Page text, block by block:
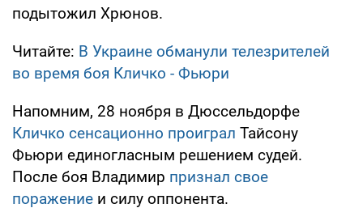
подытожил Хрюнов.
Читайте: В Украине обманули телезрителей
во время боя Кличко - Фьюри
Напомним, 28 ноября в Дюссельдорфе
Кличко сенсационно проиграл Тайсону
Фьюри единогласным решением судей.
После боя Владимир признал свое
поражение и силу оппонента.